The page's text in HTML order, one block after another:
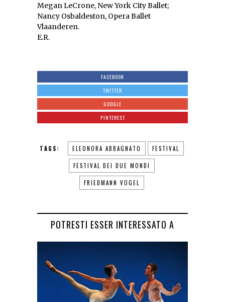
Megan LeCrone, New York City Ballet;
Nancy Osbaldeston, Opera Ballet
Vlaanderen.
E.R.
FACEBOOK
TWITTER
GOOGLE
PINTEREST
TAGS: ELEONORA ABBAGNATO FESTIVAL
FESTIVAL DEI DUE MONDI
FRIEDMANN VOGEL
POTRESTI ESSER INTERESSATO A